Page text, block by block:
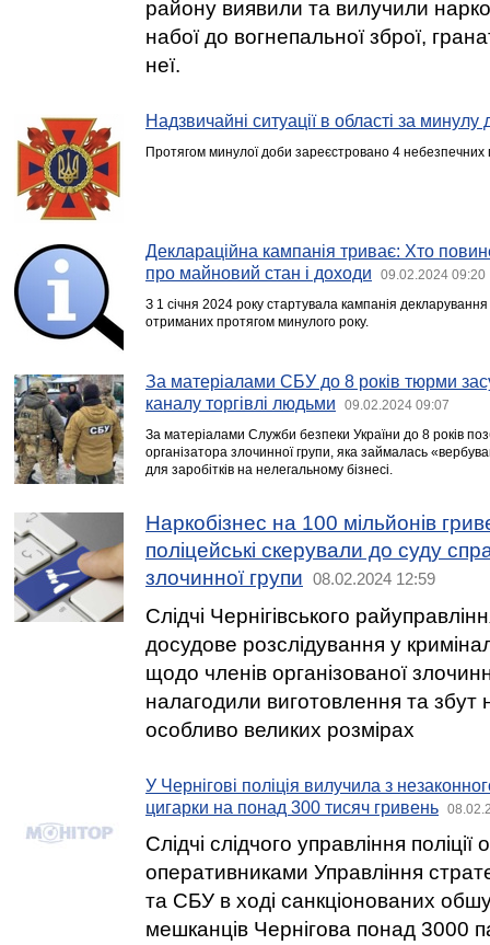
району виявили та вилучили
набої до вогнепальної зброї,
неї.
Надзвичайні ситуації в області за минулу
Протягом минулої доби зареєстровано 4 небезпечних
Деклараційна кампанія триває: Хто
про майновий стан і доходи
09.02.2024 09:20
З 1 січня 2024 року стартувала кампанія
отриманих протягом минулого року.
За матеріалами СБУ до 8 років тюрми
каналу торгівлі людьми
09.02.2024 09:07
За матеріалами Служби безпеки України до 8 років
організатора злочинної групи, яка займалась
для заробітків на нелегальному бізнесі.
Наркобізнес на 100 мільйонів
поліцейські скерували до суду
злочинної групи
08.02.2024 12:59
Слідчі Чернігівського
досудове розслідування у
щодо членів організованої
налагодили виготовлення та збут
особливо великих розмірах
У Чернігові поліція вилучила з
цигарки на понад 300 тисяч гривень
Слідчі слідчого управління поліції
оперативниками Управління
та СБУ в ході санкціонованих
мешканців Чернігова понад 3000